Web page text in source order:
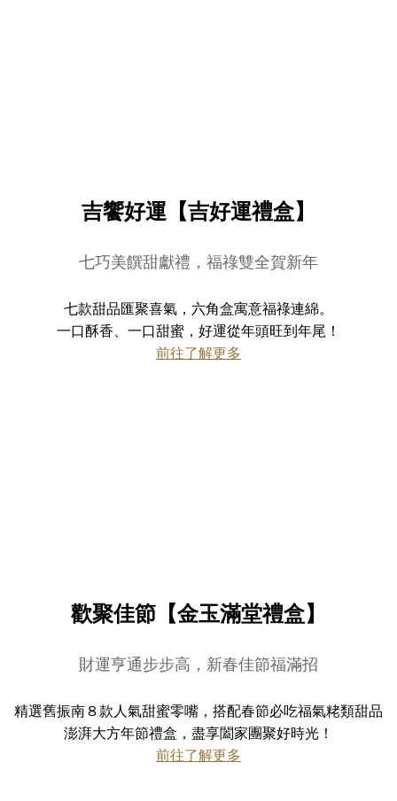
吉饗好運【吉好運禮盒】
七巧美饌甜獻禮，福祿雙全賀新年
七款甜品匯聚喜氣，六角盒寓意福祿連綿。
一口酥香、一口甜蜜，好運從年頭旺到年尾！
前往了解更多
歡聚佳節【金玉滿堂禮盒】
財運亨通步步高，新春佳節福滿招
精選舊振南８款人氣甜蜜零嘴，搭配春節必吃福氣粩類甜品
澎湃大方年節禮盒，盡享闔家團聚好時光！
前往了解更多